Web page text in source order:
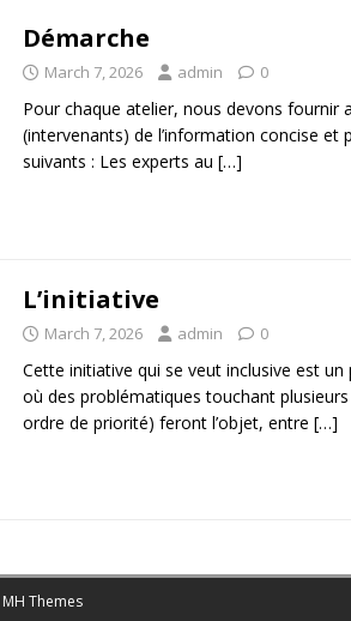
Démarche
March 7, 2026 admin 0
Pour chaque atelier, nous devons fournir
(intervenants) de l’information concise et
suivants : Les experts au […]
L’initiative
March 7, 2026 admin 0
Cette initiative qui se veut inclusive est
où des problématiques touchant
ordre de priorité) feront l’objet, entre […]
MH Themes